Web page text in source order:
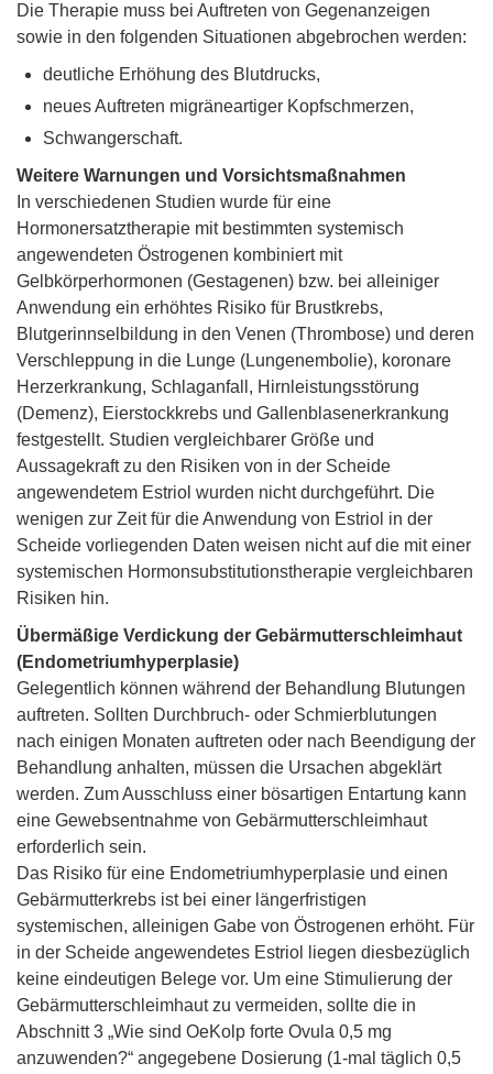
Die Therapie muss bei Auftreten von Gegenanzeigen
sowie in den folgenden Situationen abgebrochen werden:
deutliche Erhöhung des Blutdrucks,
neues Auftreten migräneartiger Kopfschmerzen,
Schwangerschaft.
Weitere Warnungen und Vorsichtsmaßnahmen
In verschiedenen Studien wurde für eine
Hormonersatztherapie mit bestimmten systemisch
angewendeten Östrogenen kombiniert mit
Gelbkörperhormonen (Gestagenen) bzw. bei alleiniger
Anwendung ein erhöhtes Risiko für Brustkrebs,
Blutgerinnselbildung in den Venen (Thrombose) und deren
Verschleppung in die Lunge (Lungenembolie), koronare
Herzerkrankung, Schlaganfall, Hirnleistungsstörung
(Demenz), Eierstockkrebs und Gallenblasenerkrankung
festgestellt. Studien vergleichbarer Größe und
Aussagekraft zu den Risiken von in der Scheide
angewendetem Estriol wurden nicht durchgeführt. Die
wenigen zur Zeit für die Anwendung von Estriol in der
Scheide vorliegenden Daten weisen nicht auf die mit einer
systemischen Hormonsubstitutionstherapie vergleichbaren
Risiken hin.
Übermäßige Verdickung der Gebärmutterschleimhaut
(Endometriumhyperplasie)
Gelegentlich können während der Behandlung Blutungen
auftreten. Sollten Durchbruch- oder Schmierblutungen
nach einigen Monaten auftreten oder nach Beendigung der
Behandlung anhalten, müssen die Ursachen abgeklärt
werden. Zum Ausschluss einer bösartigen Entartung kann
eine Gewebsentnahme von Gebärmutterschleimhaut
erforderlich sein.
Das Risiko für eine Endometriumhyperplasie und einen
Gebärmutterkrebs ist bei einer längerfristigen
systemischen, alleinigen Gabe von Östrogenen erhöht. Für
in der Scheide angewendetes Estriol liegen diesbezüglich
keine eindeutigen Belege vor. Um eine Stimulierung der
Gebärmutterschleimhaut zu vermeiden, sollte die in
Abschnitt 3 „Wie sind OeKolp forte Ovula 0,5 mg
anzuwenden?“ angegebene Dosierung (1-mal täglich 0,5